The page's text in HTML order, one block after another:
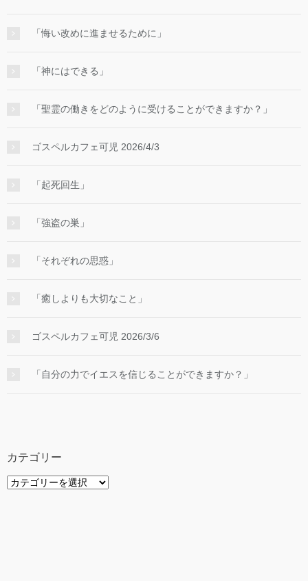
「悔い改めに進ませるために」
「神にはできる」
「聖霊の働きをどのように受けることができますか？」
ゴスペルカフェ可児 2026/4/3
「起死回生」
「強盗の巣」
「それぞれの思惑」
「癒しよりも大切なこと」
ゴスペルカフェ可児 2026/3/6
「自分の力でイエスを信じることができますか？」
カテゴリー
カ